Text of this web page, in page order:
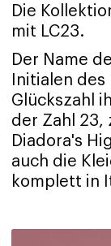
Die
mit LC23.
Der Name
Initialen
Glückszahl
der Zahl 23,
Diadora's
auch die
komplett in